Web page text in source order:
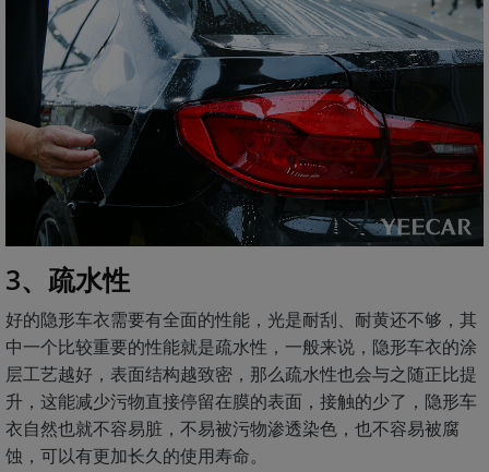
3、疏水性
好的隐形车衣需要有全面的性能，光是耐刮、耐黄还不够，其
中一个比较重要的性能就是疏水性，一般来说，隐形车衣的涂
层工艺越好，表面结构越致密，那么疏水性也会与之随正比提
升，这能减少污物直接停留在膜的表面，接触的少了，隐形车
衣自然也就不容易脏，不易被污物渗透染色，也不容易被腐
蚀，可以有更加长久的使用寿命。